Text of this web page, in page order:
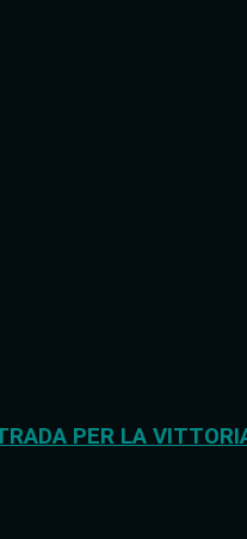
PER LA